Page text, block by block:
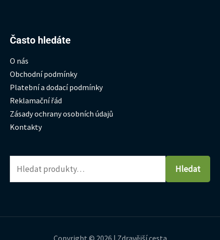
Často hledáte
O nás
Obchodní podmínky
Platební a dodací podmínky
Reklamační řád
Zásady ochrany osobních údajů
Kontakty
Hledat:
Hledat